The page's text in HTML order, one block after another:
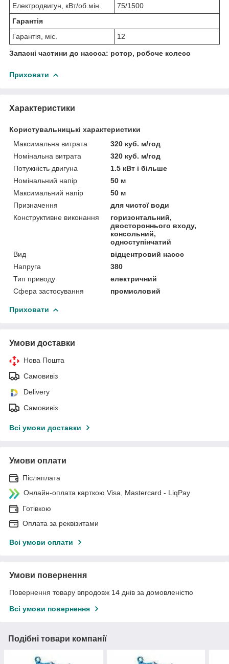
Електродвигун, кВт/об.мін.
75/1500
Гарантія
Гарантія, міс.
12
Запасні частини до насоса: ротор, робоче колесо
Приховати
Характеристики
Користувальницькі характеристики
Максимальна витрата
320 куб. м/год
Номінальна витрата
320 куб. м/год
Потужність двигуна
1.5 кВт і більше
Номінальний напір
50 м
Максимальний напір
50 м
Призначення
для чистої води
Конструктивне виконання
горизонтальний,
двостороннього входу,
консольний,
одноступінчатий
Вид
відцентровий насос
Напруга
380
Тип приводу
електричний
Сфера застосування
промисловий
Приховати
Умови доставки
Нова Пошта
Самовивіз
Delivery
Самовивіз
Всі умови доставки
Умови оплати
Післяплата
Онлайн-оплата карткою Visa, Mastercard - LiqPay
Готівкою
Оплата за реквізитами
Всі умови оплати
Умови повернення
Повернення товару впродовж 14 днів за домовленістю
Всі умови повернення
Подібні товари компанії